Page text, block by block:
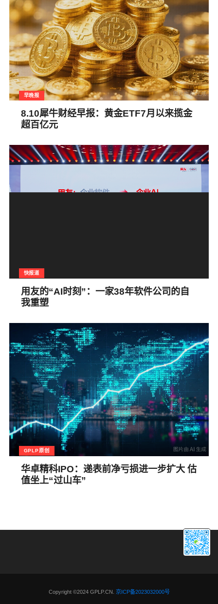
早晚报
8.10犀牛财经早报：黄金ETF7月以来揽金
超百亿元
快报道
用友的“AI时刻”：一家38年软件公司的自
我重塑
GPLP原创
华卓精科IPO：递表前净亏损进一步扩大 估
值坐上“过山车”
Copyright ©2024 GPLP.CN. 京ICP备2023032000号